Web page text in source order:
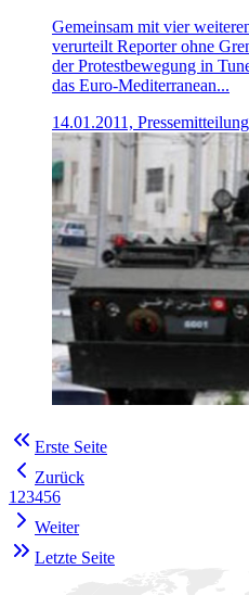
Gemeinsam mit vier
verurteilt Reporter ohne
der Protestbewegung in
das Euro-Mediterranean...
14.01.2011, Pressemitteilung
Erste Seite
Zurück
123456
Weiter
Letzte Seite